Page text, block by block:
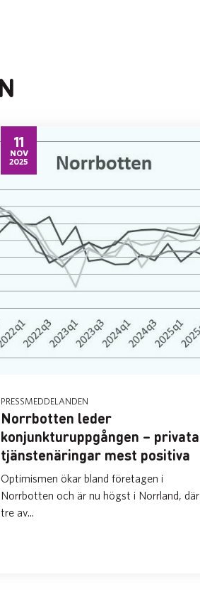
11
NOV
2025
PRESSMEDDELANDEN
Norrbotten leder
konjunkturuppgången – privata
tjänstenäringar mest positiva
Optimismen ökar bland företagen i
Norrbotten och är nu högst i Norrland, där
tre av...